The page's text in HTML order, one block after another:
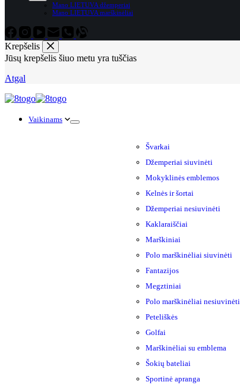
Mano LIETUVA džemperiai
Mano LIETUVA marškinėliai
Krepšelis
Jūsų krepšelis šiuo metu yra tuščias
Atgal
Vaikinams
Švarkai
Džemperiai siuvinėti
Mokyklinės emblemos
Kelnės ir šortai
Džemperiai nesiuvinėti
Kaklaraiščiai
Marškiniai
Polo marškinėliai siuvinėti
Fantazijos
Megztiniai
Polo marškinėliai nesiuvinėti
Peteliškės
Golfai
Marškinėliai su emblema
Šokių bateliai
Sportinė apranga